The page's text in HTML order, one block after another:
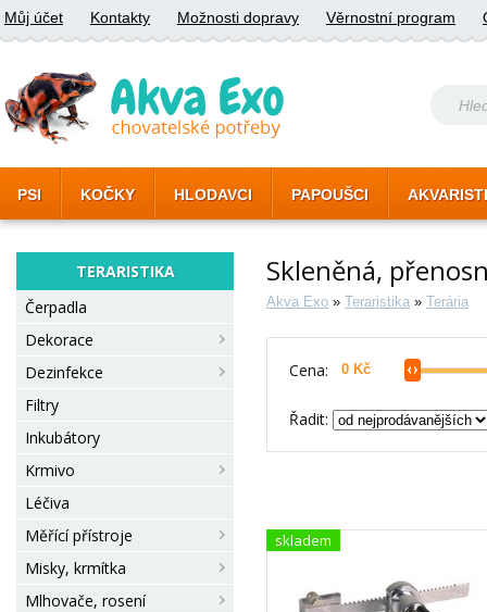
Můj účet Kontakty Možnosti dopravy Věrnostní program
PSI KOČKY HLODAVCI PAPOUŠCI
TERARISTIKA
Čerpadla
Dekorace
Dezinfekce
Filtry
Inkubátory
Krmivo
Léčiva
Měřící přístroje
Misky, krmítka
Mlhovače, rosení
Skleněná,
Akva Exo » Teraristika » Terária
Cena:
Řadit:
skladem